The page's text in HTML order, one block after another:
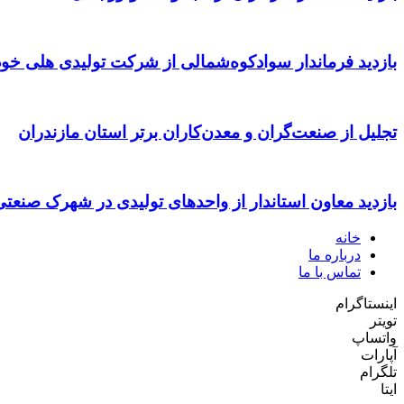
بازدید فرماندار سوادکوه‌شمالی از شرکت تولیدی هلی
تجلیل از صنعت‌گران و معدن‌کاران برتر استان مازندران
بازدید معاون استاندار از واحدهای تولیدی در شهرک
خانه
درباره ما
تماس با ما
اینستاگرام
تویتر
واتساپ
آپارات
تلگرام
ایتا